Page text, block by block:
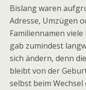
Bislang waren
Adresse, Umzügen
Familiennamen
gab zumindest
sich ändern, denn
bleibt von der
selbst beim